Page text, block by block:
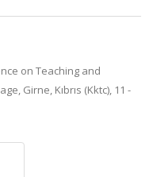
on Teaching and
Girne, Kıbrıs (Kktc), 11 -